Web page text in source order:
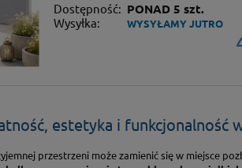
Dostępność: PONAD 5 szt.
Wysyłka: WYSYŁAMY JUTRO
estetyka i funkcjonalność
przestrzeni może zamienić się w miejsce